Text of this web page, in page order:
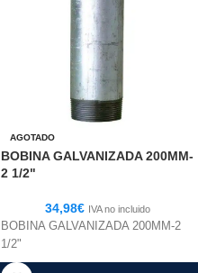
AGOTADO
BOBINA GALVANIZADA 200MM-
2 1/2"
34,98€ IVA no incluido
BOBINA GALVANIZADA 200MM-2
1/2"